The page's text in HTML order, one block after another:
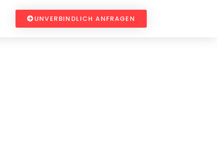
UNVERBINDLICH ANFRAGEN